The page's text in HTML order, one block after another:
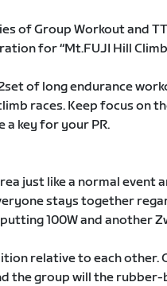
of Group Workout and
for “Mt.FUJI Hill Climb
of long endurance
races. Keep focus on
a key for your PR.
just like a normal event
stays together
100W and another
relative to each other.
the group will the